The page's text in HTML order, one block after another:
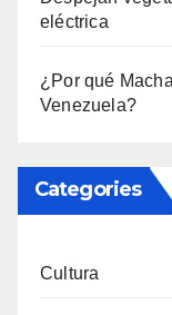
eléctrica
¿Por qué
Venezuela?
Categories
Cultura